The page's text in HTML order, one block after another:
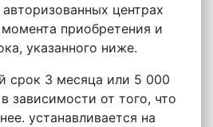
центрах
приобретения и
указанного ниже.
срок 3 месяца или 5 000
зависимости от того, что
устанавливается на